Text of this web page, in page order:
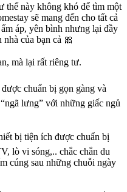
thế này không khó để tìm một
sẽ mang đến cho tất cả
áp, yên bình nhưng lại đầy
của bạn cả 🎀
mà lại rất riêng tư.
chuẩn bị gọn gàng và
lưng” với những giấc ngủ
bị tiện ích được chuẩn bị
lò vi sóng,.. chắc chắn du
cúng sau những chuỗi ngày